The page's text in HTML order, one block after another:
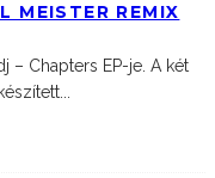
MEISTER REMIX
– Chapters EP-je. A két